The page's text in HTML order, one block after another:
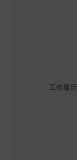
工作履历